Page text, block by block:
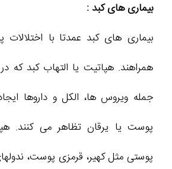
بیماری های کبد :
بیماری های کبد عمدتا با
همراهند. هپاتیت یا التهاب کبد که
جمله ویروس ها، الکل و داروها
پوستی مثل کهیر، قرمزی پوست،